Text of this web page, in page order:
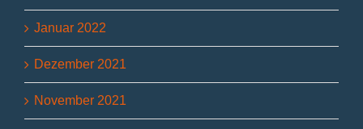
Januar 2022
Dezember 2021
November 2021